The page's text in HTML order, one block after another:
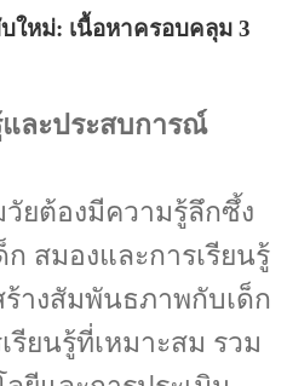
ใหม่: เนื้อหาครอบคลุม 3
ละประสบการณ์
ยต้องมีความรู้ลึกซึ้ง
สมองและการเรียนรู้
างสัมพันธภาพกับเด็ก
รียนรู้ที่เหมาะสม รวม